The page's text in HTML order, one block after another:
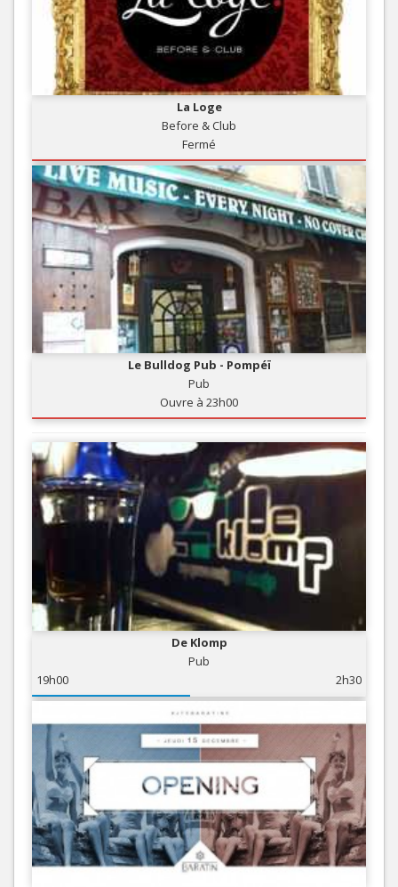
La Loge
Before & Club
Fermé
Le Bulldog Pub - Pompéï
Pub
Ouvre à 23h00
De Klomp
Pub
19h00
2h30